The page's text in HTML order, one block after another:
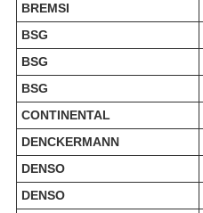
BREMSI
BSG
BSG
BSG
CONTINENTAL
DENCKERMANN
DENSO
DENSO